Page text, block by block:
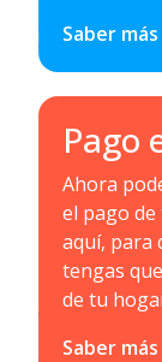
Saber más
Pago
Ahora
el pago
aquí, para
tengas
de tu
Saber más